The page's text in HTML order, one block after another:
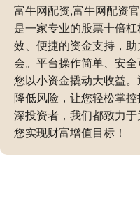
富牛网配资,富牛网配资
是一家专业的股票十倍
效、便捷的资金支持，
会。平台操作简单、安
您以小资金撬动大收益
降低风险，让您轻松掌
深投资者，我们都致力
您实现财富增值目标！